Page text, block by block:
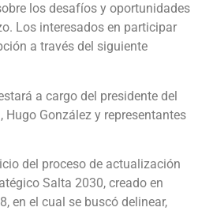
los desafíos y oportunidades
Los interesados en participar
a través del siguiente
a cargo del presidente del
Hugo González y representantes
del proceso de actualización
Salta 2030, creado en
en el cual se buscó delinear,